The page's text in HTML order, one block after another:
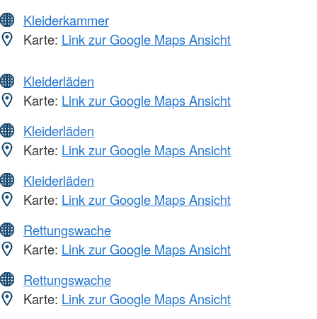
Kleiderkammer
Karte: Link zur Google Maps Ansicht
Kleiderläden
Karte: Link zur Google Maps Ansicht
Kleiderläden
Karte: Link zur Google Maps Ansicht
Kleiderläden
Karte: Link zur Google Maps Ansicht
Rettungswache
Karte: Link zur Google Maps Ansicht
Rettungswache
Karte: Link zur Google Maps Ansicht